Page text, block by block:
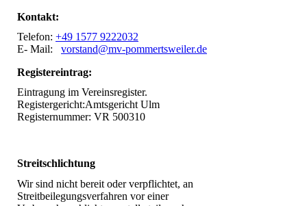
Kontakt:
Telefon: +49 1577 9222032
E- Mail: vorstand@mv-pommertsweiler.de
Registereintrag:
Eintragung im Vereinsregister.
Registergericht:Amtsgericht Ulm
Registernummer: VR 500310
Streitschlichtung
Wir sind nicht bereit oder verpflichtet, an
Streitbeilegungsverfahren vor einer